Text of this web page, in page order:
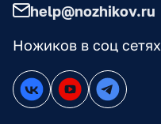
Ножиков в соц сетях
help@nozhikov.ru